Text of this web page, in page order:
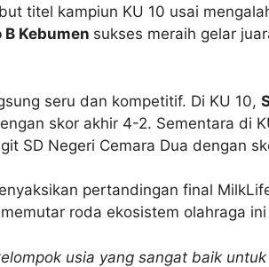
titel kampiun KU 10 usai
B Kebumen sukses meraih gelar
seru dan kompetitif. Di KU 10,
skor akhir 4-2. Sementara di
SD Negeri Cemara Dua dengan
pertandingan final
roda ekosistem olahraga
usia yang sangat baik